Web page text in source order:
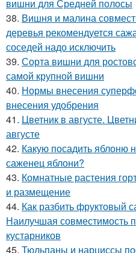
вишни для Средней полосы
38. Вишня и малина
деревья рекомендуется
соседей надо исключить
39. Сорта вишни для
самой крупной вишни
40. Нормы внесения
внесения удобрения
41. Цветник в августе.
августе
42. Какую посадить яблоню
саженец яблони?
43. Комнатные растения
и размещение
44. Как разбить фруктовый
Наилучшая совместимость
кустарников
45. Тюльпаны и нарциссы